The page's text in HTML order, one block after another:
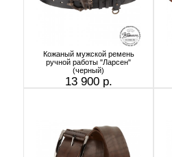
Кожаный мужской ремень
ручной работы "Ларсен"
(черный)
13 900 р.